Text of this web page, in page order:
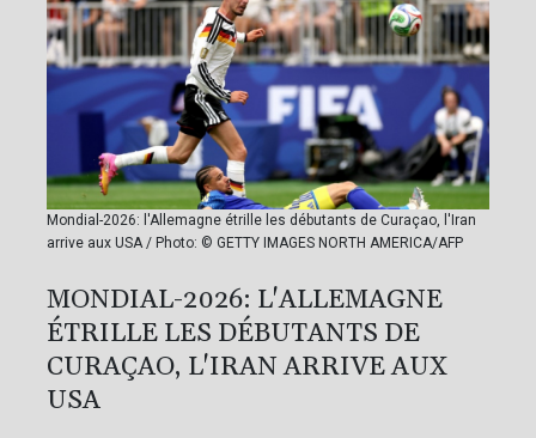
Mondial-2026: l'Allemagne étrille les débutants de Curaçao, l'Iran
arrive aux USA / Photo: © GETTY IMAGES NORTH AMERICA/AFP
MONDIAL-2026: L'ALLEMAGNE
ÉTRILLE LES DÉBUTANTS DE
CURAÇAO, L'IRAN ARRIVE AUX
USA